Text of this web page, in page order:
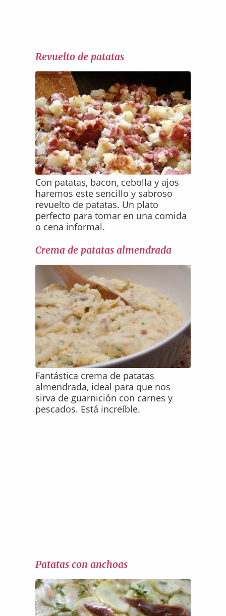
Revuelto de patatas
Con patatas, bacon, cebolla y ajos
haremos este sencillo y sabroso
revuelto de patatas. Un plato
perfecto para tomar en una comida
o cena informal.
Crema de patatas almendrada
Fantástica crema de patatas
almendrada, ideal para que nos
sirva de guarnición con carnes y
pescados. Está increíble.
Patatas con anchoas